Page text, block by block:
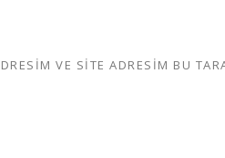
VE SITE ADRESIM BU